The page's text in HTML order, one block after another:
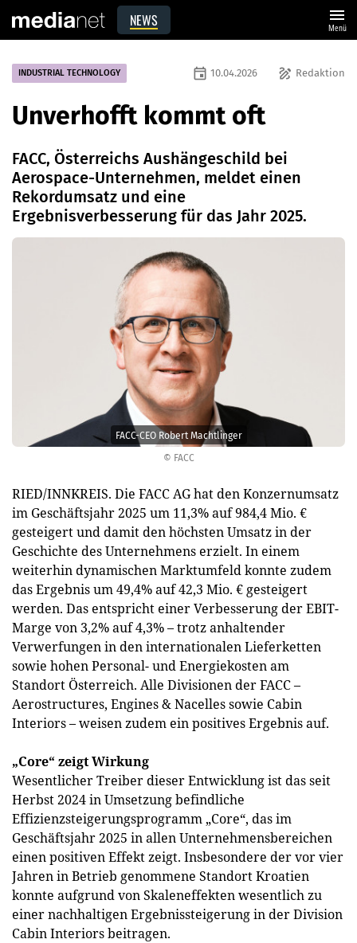
NEWS menu
Menü
© FACC
FACC-CEO Robert Machtlinger
INDUSTRIAL TECHNOLOGY draw Redaktion
event 10.04.2026
Unverhofft kommt oft
FACC, Österreichs Aushängeschild bei
Aerospace-Unternehmen, meldet einen
Rekordumsatz und eine
Ergebnisverbesserung für das Jahr 2025.
RIED/INNKREIS. Die FACC AG hat den Konzernumsatz
im Geschäftsjahr 2025 um 11,3% auf 984,4 Mio. €
gesteigert und damit den höchsten Umsatz in der
Geschichte des Unternehmens erzielt. In einem
weiterhin dynamischen Marktumfeld konnte zudem
das Ergebnis um 49,4% auf 42,3 Mio. € gesteigert
werden. Das entspricht einer Verbesserung der EBIT-
Marge von 3,2% auf 4,3% – trotz anhaltender
Verwerfungen in den internationalen Lieferketten
sowie hohen Personal- und Energiekosten am
Standort Österreich. Alle Divisionen der FACC –
Aerostructures, Engines & Nacelles sowie Cabin
Interiors – weisen zudem ein positives Ergebnis auf.
„Core“ zeigt Wirkung
Wesentlicher Treiber dieser Entwicklung ist das seit
Herbst 2024 in Umsetzung befindliche
Effizienzsteigerungsprogramm „Core“, das im
Geschäftsjahr 2025 in allen Unternehmensbereichen
einen positiven Effekt zeigt. Insbesondere der vor vier
Jahren in Betrieb genommene Standort Kroatien
konnte aufgrund von Skaleneffekten wesentlich zu
einer nachhaltigen Ergebnissteigerung in der Division
Cabin Interiors beitragen.